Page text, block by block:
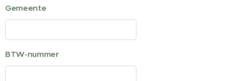
Gemeente
BTW-nummer